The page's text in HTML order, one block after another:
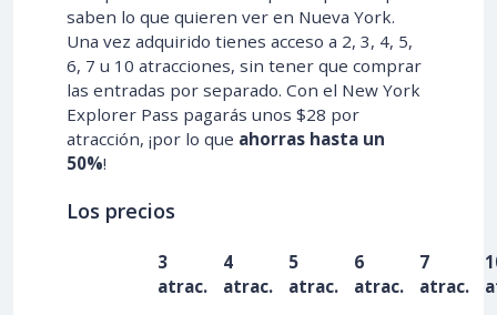
saben lo que quieren ver en Nueva York.
Una vez adquirido tienes acceso a 2, 3, 4, 5,
6, 7 u 10 atracciones, sin tener que comprar
las entradas por separado. Con el New York
Explorer Pass pagarás unos $28 por
atracción, ¡por lo que ahorras hasta un
50%!
Los precios
3
atrac.
4
atrac.
5
atrac.
6
atrac.
7
atrac.